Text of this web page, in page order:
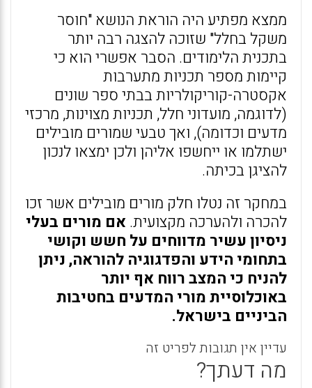
ממצא מפתיע היה הוראת הנושא "חוסר
משקל בחלל" שזוכה להצגה רבה יותר
בתכנית הלימודים. הסבר אפשרי הוא כי
קיימות מספר תכניות מתערבות
אקסטרה-קוריקולריות בבתי ספר שונים
(לדוגמה, מועדוני חלל, תכניות מצוינות, מרכזי
מדעים וכדומה), ואך טבעי שמורים מובילים
ישתלמו או ייחשפו אליהן ולכן ימצאו לנכון
להציגן בכיתה.
במחקר זה נטלו חלק מורים מובילים אשר זכו
להכרה ולהערכה מקצועית. אם מורים בעלי
ניסיון עשיר מדווחים על חשש וקושי
בתחומי הידע והפדגוגיה להוראה, ניתן
להניח כי המצב רווח אף יותר
באוכלוסיית מורי המדעים בחטיבות
הביניים בישראל.
עדיין אין תגובות לפריט זה
מה דעתך?